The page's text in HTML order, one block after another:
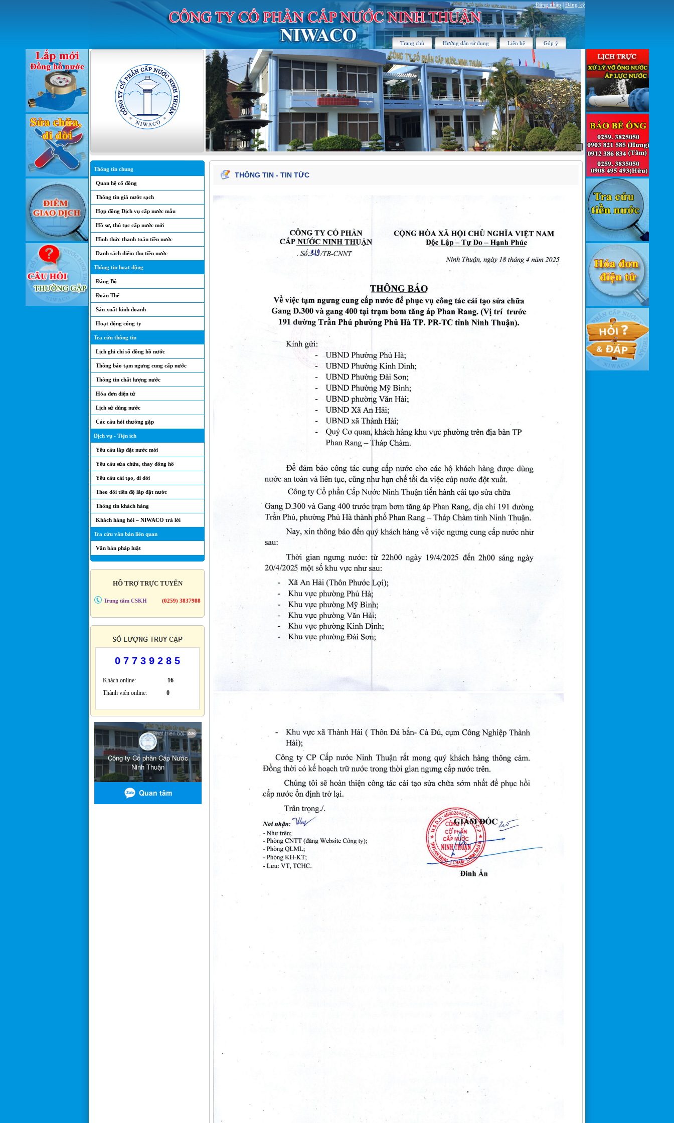
Đăng nhập | Đăng ký
Trang chủ Hướng dẫn sử dụng Liên hệ Góp ý
Thông tin chung
Quan hệ cổ đông
Thông tin giá nước sạch
Hợp đồng Dịch vụ cấp nước mẫu
Hồ sơ, thủ tục cấp nước mới
Hình thức thanh toán tiền nước
Danh sách điểm thu tiền nước
Thông tin hoạt động
Đảng Bộ
Đoàn Thể
Sản xuất kinh doanh
Hoạt động công ty
Tra cứu thông tin
Lịch ghi chỉ số đồng hồ nước
Thông báo tạm ngưng cung cấp nước
Thông tin chất lượng nước
Hóa đơn điện tử
Lịch sử dùng nước
Các câu hỏi thường gặp
Dịch vụ - Tiện ích
Yêu cầu lắp đặt nước mới
Yêu cầu sửa chữa, thay đồng hồ
Yêu cầu cải tạo, di dời
Theo dõi tiến độ lắp đặt nước
Thông tin khách hàng
Khách hàng hỏi – NIWACO trả lời
Tra cứu văn bản liên quan
Văn bản pháp luật
HỖ TRỢ TRỰC TUYẾN
Trung tâm CSKH (0259) 3837988
0 7 7 3 9 2 8 5
Khách online: 16
Thành viên online: 0
THÔNG TIN - TIN TỨC